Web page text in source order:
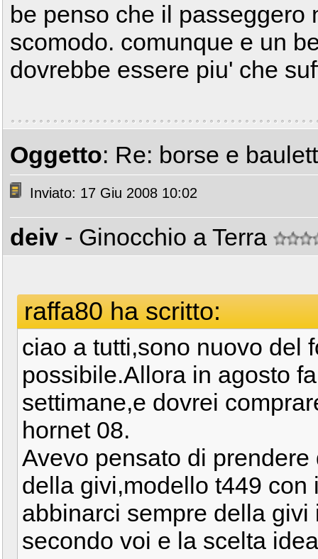
be penso che il passeggero
scomodo. comunque e un
dovrebbe essere piu' che
Oggetto: Re: borse e
Inviato: 17 Giu 2008 10:02
deiv - Ginocchio a Terra
raffa80 ha scritto:
ciao a tutti,sono nuovo del
possibile.Allora in agosto
settimane,e dovrei
hornet 08.
Avevo pensato di
della givi,modello t449
abbinarci sempre della
secondo voi e la scelta